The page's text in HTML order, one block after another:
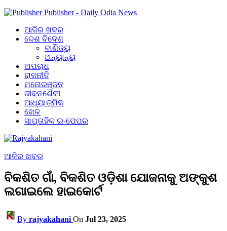
Publisher - Daily Odia News
ଆଜିର ଖବର
ଦେଶ ବିଦେଶ
ବାଣିଜ୍ୟ
ଅନ୍ୟାନ୍ୟ
ଅପରାଧ
ରାଜନୀତି
ମନୋରଞ୍ଜନ
ଜୀବନଶୈଳୀ
ଆଧ୍ୟାତ୍ମିକ
ଖେଳ
ସାପ୍ତାହିକ ଇ-ପେପର
ଆଜିର ଖବର
ବିକଶିତ ଗାଁ, ବିକଶିତ ଓଡ଼ିଶା ଯୋଜନାକୁ ଅଙ୍କୁଶ
ଲଗାଇଲେ ହାଇକୋର୍ଟ
By rajyakahani On Jul 23, 2025